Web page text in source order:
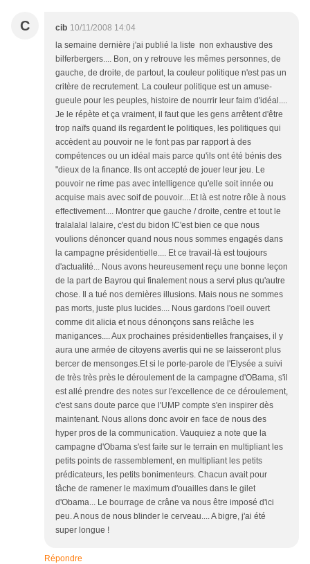
C cib 10/11/2008 14:04
la semaine dernière j'ai publié la liste non exhaustive des
bilferbergers.... Bon, on y retrouve les mêmes personnes, de
gauche, de droite, de partout, la couleur politique n'est pas un
critère de recrutement. La couleur politique est un amuse-
gueule pour les peuples, histoire de nourrir leur faim d'idéal....
Je le répète et ça vraiment, il faut que les gens arrêtent d'être
trop naïfs quand ils regardent le politiques, les politiques qui
accèdent au pouvoir ne le font pas par rapport à des
compétences ou un idéal mais parce qu'ils ont été bénis des
"dieux de la finance. Ils ont accepté de jouer leur jeu. Le
pouvoir ne rime pas avec intelligence qu'elle soit innée ou
acquise mais avec soif de pouvoir....Et là est notre rôle à nous
effectivement.... Montrer que gauche / droite, centre et tout le
tralalalal lalaire, c'est du bidon !C'est bien ce que nous
voulions dénoncer quand nous nous sommes engagés dans
la campagne présidentielle.... Et ce travail-là est toujours
d'actualité... Nous avons heureusement reçu une bonne leçon
de la part de Bayrou qui finalement nous a servi plus qu'autre
chose. Il a tué nos dernières illusions. Mais nous ne sommes
pas morts, juste plus lucides.... Nous gardons l'oeil ouvert
comme dit alicia et nous dénonçons sans relâche les
manigances.... Aux prochaines présidentielles françaises, il y
aura une armée de citoyens avertis qui ne se laisseront plus
bercer de mensonges.Et si le porte-parole de l'Elysée a suivi
de très très près le déroulement de la campagne d'OBama, s'il
est allé prendre des notes sur l'excellence de ce déroulement,
c'est sans doute parce que l'UMP compte s'en inspirer dès
maintenant. Nous allons donc avoir en face de nous des
hyper pros de la communication. Vauquiez a note que la
campagne d'Obama s'est faite sur le terrain en multipliant les
petits points de rassemblement, en multipliant les petits
prédicateurs, les petits bonimenteurs. Chacun avait pour
tâche de ramener le maximum d'ouailles dans le gilet
d'Obama... Le bourrage de crâne va nous être imposé d'ici
peu. A nous de nous blinder le cerveau.... A bigre, j'ai été
super longue !
Répondre